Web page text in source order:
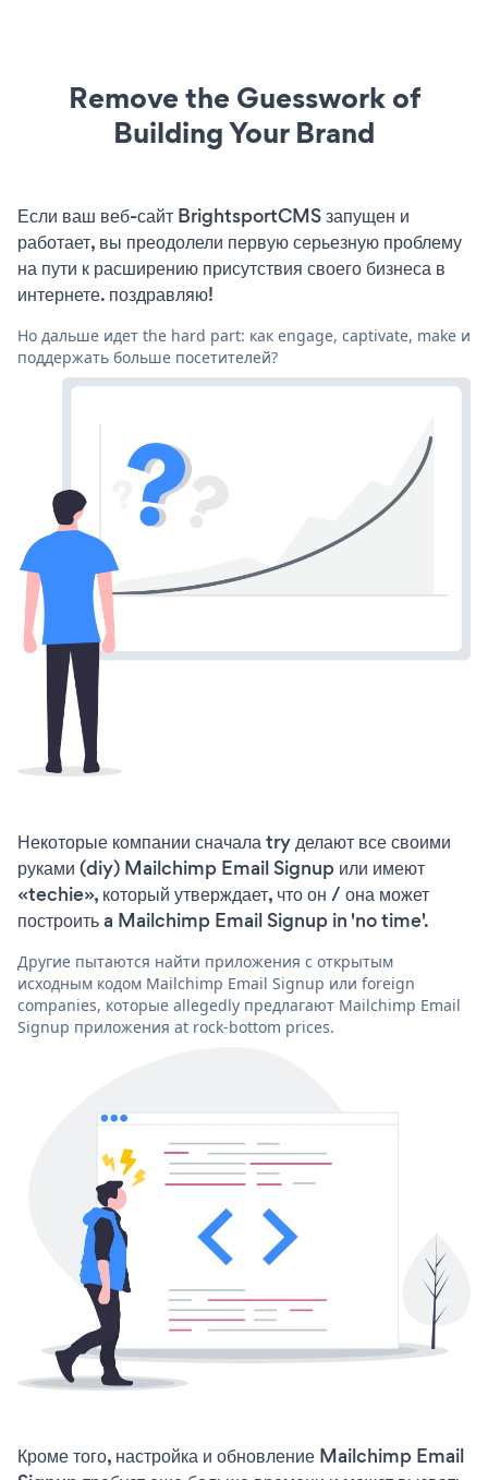
Remove the Guesswork of
Building Your Brand
Если ваш веб-сайт BrightsportCMS запущен и
работает, вы преодолели первую серьезную проблему
на пути к расширению присутствия своего бизнеса в
интернете. поздравляю!
Но дальше идет the hard part: как engage, captivate, make и
поддержать больше посетителей?
Некоторые компании сначала try делают все своими
руками (diy) Mailchimp Email Signup или имеют
«techie», который утверждает, что он / она может
построить a Mailchimp Email Signup in 'no time'.
Другие пытаются найти приложения с открытым
исходным кодом Mailchimp Email Signup или foreign
companies, которые allegedly предлагают Mailchimp Email
Signup приложения at rock-bottom prices.
Кроме того, настройка и обновление Mailchimp Email